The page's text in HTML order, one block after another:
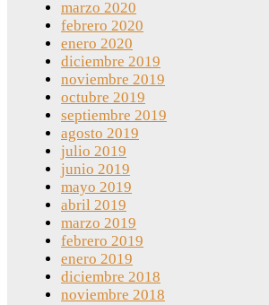
marzo 2020
febrero 2020
enero 2020
diciembre 2019
noviembre 2019
octubre 2019
septiembre 2019
agosto 2019
julio 2019
junio 2019
mayo 2019
abril 2019
marzo 2019
febrero 2019
enero 2019
diciembre 2018
noviembre 2018